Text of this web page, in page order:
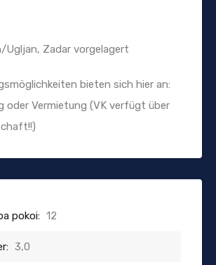
Ugljan, Zadar vorgelagert
bieten sich hier an:
oder Vermietung (VK verfügt über
pokoi: 12
3,0